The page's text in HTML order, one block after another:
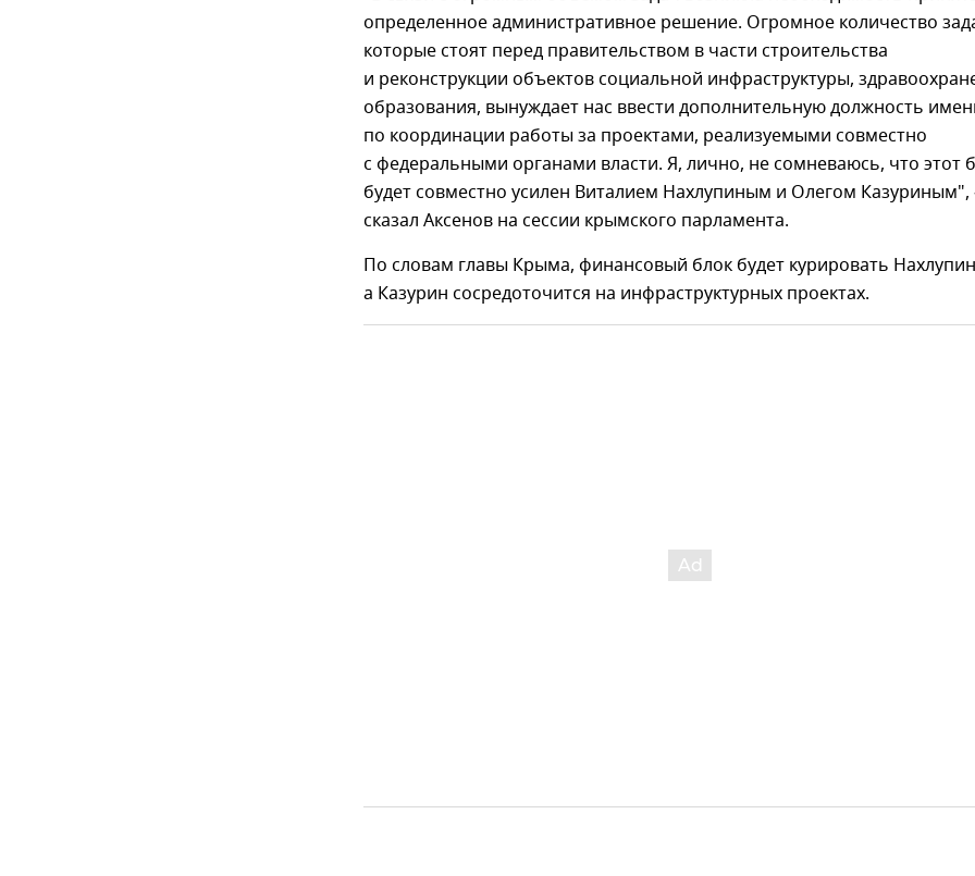
определенное административное решение. Огромное количество
которые стоят перед правительством в части строительства
и реконструкции объектов социальной инфраструктуры,
образования, вынуждает нас ввести дополнительную должность
по координации работы за проектами, реализуемыми совместно
с федеральными органами власти. Я, лично, не сомневаюсь, что этот
будет совместно усилен Виталием Нахлупиным и Олегом
сказал Аксенов на сессии крымского парламента.
По словам главы Крыма, финансовый блок будет курировать
а Казурин сосредоточится на инфраструктурных проектах.